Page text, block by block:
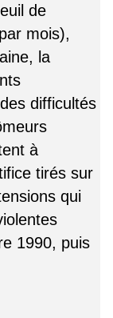
de
mois),
la
difficultés
à
tirés sur
qui
1990, puis